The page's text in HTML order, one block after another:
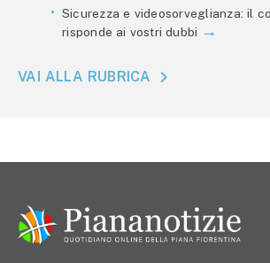
Sicurezza e videosorveglianza: il
risponde ai vostri dubbi
VAI ALLA RUBRICA